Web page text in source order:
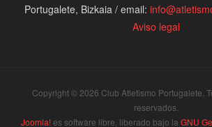
Portugalete, Bizkaia / email:
Aviso legal
Copyright © 2026 Club Atletismo Portugalete.
reservados.
Joomla!es software libre, liberado bajo la GNU